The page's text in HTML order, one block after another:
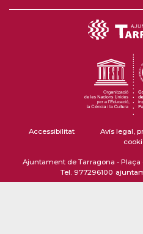
Accessibilitat
Avís legal,
Ajuntament de Tarragona - Plaça
Tel. 977296100